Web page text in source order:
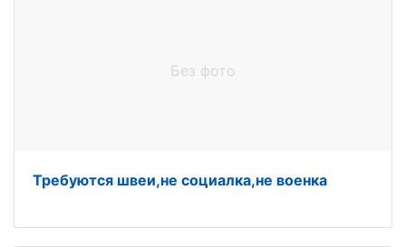
Без фото
Требуются швеи,не социалка,не военка